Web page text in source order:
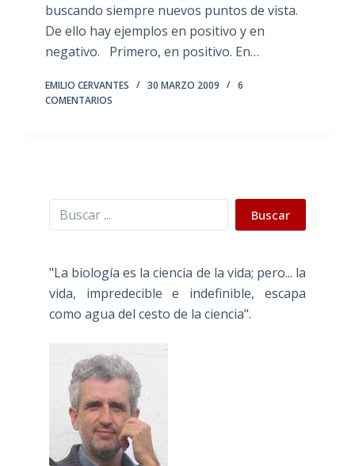
buscando siempre nuevos puntos de vista.
De ello hay ejemplos en positivo y en
negativo. Primero, en positivo. En…
EMILIO CERVANTES 30 MARZO 2009
6
COMENTARIOS
Buscar Buscar
"La biología es la ciencia de la vida; pero... la
vida, impredecible e indefinible, escapa
como agua del cesto de la ciencia".